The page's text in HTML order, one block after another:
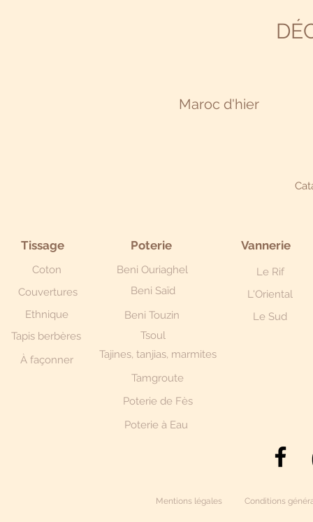
Maroc d'hier
Tissage
Coton
Couvertures
Ethnique
Tapis berbères
À façonner
Poterie
Beni Ouriaghel
Beni Saïd
Beni Touzin
Vannerie
Le Rif
L'Oriental
Le Sud
Tsoul
Tajines, tanjias, marmites
Tamgroute
Poterie de Fès
Poterie à Eau
Mentions légales Conditions